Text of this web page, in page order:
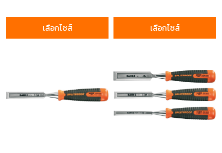
เลือกไซส์ เลือกไซส์